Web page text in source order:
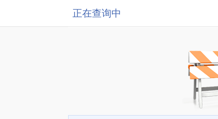
正在查询中